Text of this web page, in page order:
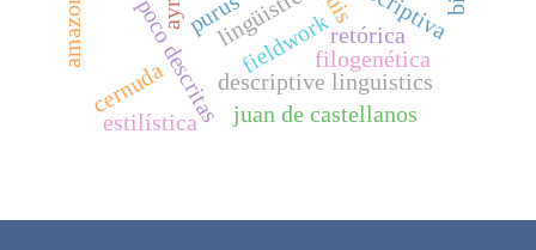
fieldwork
descriptive linguistics
cernuda juan de castellanos
purus
filogenética
estilística
retórica